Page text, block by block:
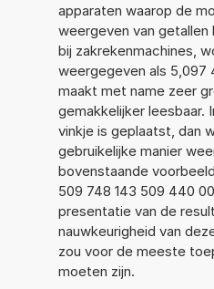
apparaten waarop de
weergeven van
bij zakrekenmachines,
weergegeven als 5,097
maakt met name zeer
gemakkelijker leesbaar.
vinkje is geplaatst, dan
gebruikelijke manier
bovenstaande
509 748 143 509 440
presentatie van de
nauwkeurigheid van
zou voor de meeste
moeten zijn.